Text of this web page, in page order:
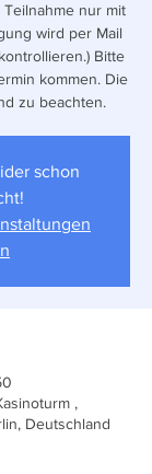
nur mit
wird per Mail
Bitte
kommen. Die
zu beachten.
schon
,
Deutschland